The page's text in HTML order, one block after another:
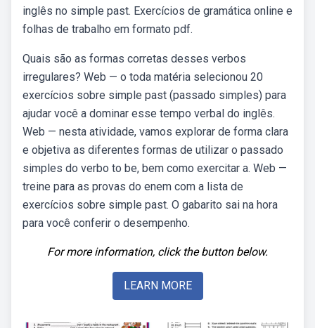
inglês no simple past. Exercícios de gramática online e
folhas de trabalho em formato pdf.
Quais são as formas corretas desses verbos
irregulares? Web — o toda matéria selecionou 20
exercícios sobre simple past (passado simples) para
ajudar você a dominar esse tempo verbal do inglês.
Web — nesta atividade, vamos explorar de forma clara
e objetiva as diferentes formas de utilizar o passado
simples do verbo to be, bem como exercitar a. Web —
treine para as provas do enem com a lista de
exercícios sobre simple past. O gabarito sai na hora
para você conferir o desempenho.
For more information, click the button below.
LEARN MORE